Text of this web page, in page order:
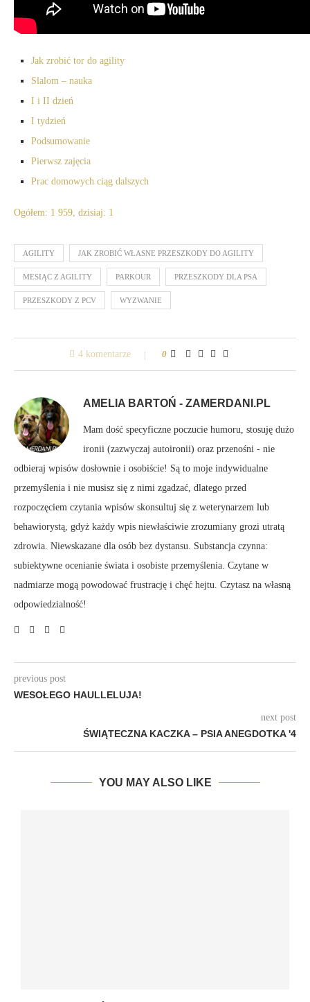
Jak zrobić tor do agility
Slalom – nauka
I i II dzień
I tydzień
Podsumowanie
Pierwsz zajęcia
Prac domowych ciąg dalszych
Ogółem: 1 959, dzisiaj: 1
AGILITY JAK ZROBIĆ WŁASNE PRZESZKODY DO AGILITY
MESIĄC Z AGILITY PARKOUR PRZESZKODY DLA PSA
PRZESZKODY Z PCV WYZWANIE
4 komentarze 0
AMELIA BARTOŃ - ZAMERDANI.PL
Mam dość specyficzne poczucie humoru, stosuję dużo
ironii (zazwyczaj autoironii) oraz przenośni - nie
odbieraj wpisów dosłownie i osobiście! Są to moje indywidualne
przemyślenia i nie musisz się z nimi zgadzać, dlatego przed
rozpoczęciem czytania wpisów skonsultuj się z weterynarzem lub
behawiorystą, gdyż każdy wpis niewłaściwie zrozumiany grozi utratą
zdrowia. Niewskazane dla osób bez dystansu. Substancja czynna:
subiektywne ocenianie świata i osobiste przemyślenia. Czytane w
nadmiarze mogą powodować frustrację i chęć hejtu. Czytasz na własną
odpowiedzialność!
previous post
WESOŁEGO HAULLELUJA!
next post
ŚWIĄTECZNA KACZKA – PSIA ANEGDOTKA '4
YOU MAY ALSO LIKE